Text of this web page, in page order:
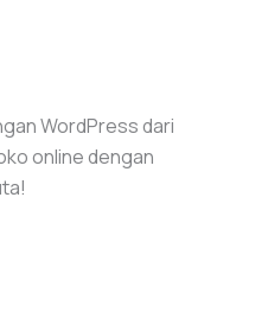
WordPress dari
online dengan